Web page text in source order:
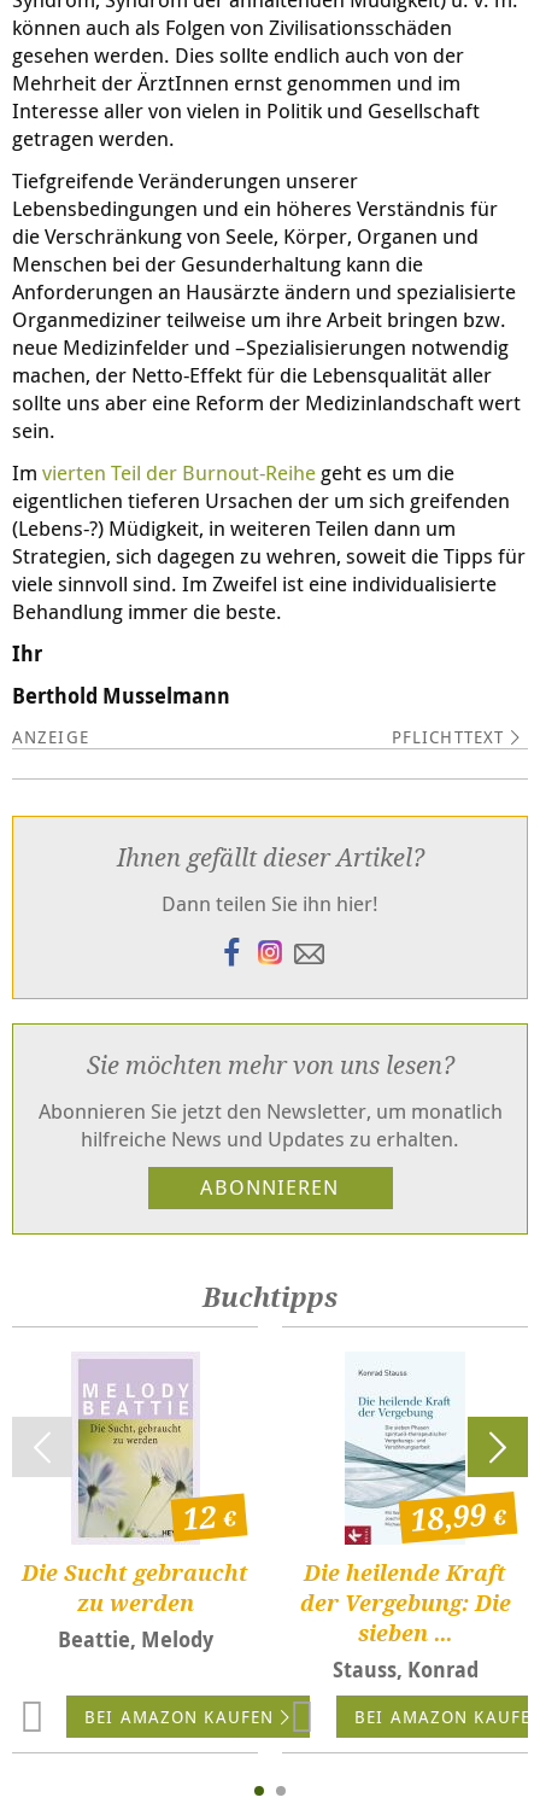
können auch als Folgen von Zivilisationsschäden
gesehen werden. Dies sollte endlich auch von der
Mehrheit der ÄrztInnen ernst genommen und im
Interesse aller von vielen in Politik und Gesellschaft
getragen werden.
Tiefgreifende Veränderungen unserer
Lebensbedingungen und ein höheres Verständnis für
die Verschränkung von Seele, Körper, Organen und
Menschen bei der Gesunderhaltung kann die
Anforderungen an Hausärzte ändern und spezialisierte
Organmediziner teilweise um ihre Arbeit bringen bzw.
neue Medizinfelder und –Spezialisierungen notwendig
machen, der Netto-Effekt für die Lebensqualität aller
sollte uns aber eine Reform der Medizinlandschaft wert
sein.
Im vierten Teil der Burnout-Reihe geht es um die
eigentlichen tieferen Ursachen der um sich greifenden
(Lebens-?) Müdigkeit, in weiteren Teilen dann um
Strategien, sich dagegen zu wehren, soweit die Tipps für
viele sinnvoll sind. Im Zweifel ist eine individualisierte
Behandlung immer die beste.
Ihr
Berthold Musselmann
PFLICHTTEXT
Ihnen gefällt dieser Artikel?
Dann teilen Sie ihn hier!
Sie möchten mehr von uns lesen?
Abonnieren Sie jetzt den Newsletter, um monatlich
hilfreiche News und Updates zu erhalten.
Buchtipps
Die Sucht gebraucht
zu werden
Beattie, Melody
12
BEI AMAZON KAUFEN
Die heilende Kraft
der Vergebung: Die
sieben ...
Stauss, Konrad
18,99
BEI AMAZON